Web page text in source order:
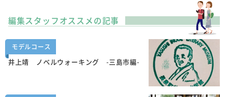
編集スタッフオススメの記事
モデルコース
井上靖 ノベルウォーキング -三島市編-